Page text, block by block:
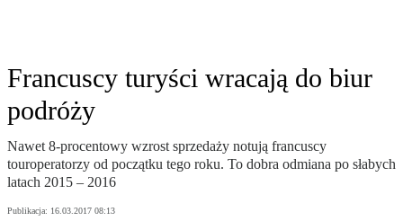
Francuscy turyści wracają do biur
podróży
Nawet 8-procentowy wzrost sprzedaży notują francuscy
touroperatorzy od początku tego roku. To dobra odmiana po słabych
latach 2015 – 2016
Publikacja: 16.03.2017 08:13